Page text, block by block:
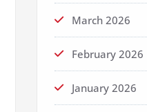
March 2026
February 2026
January 2026